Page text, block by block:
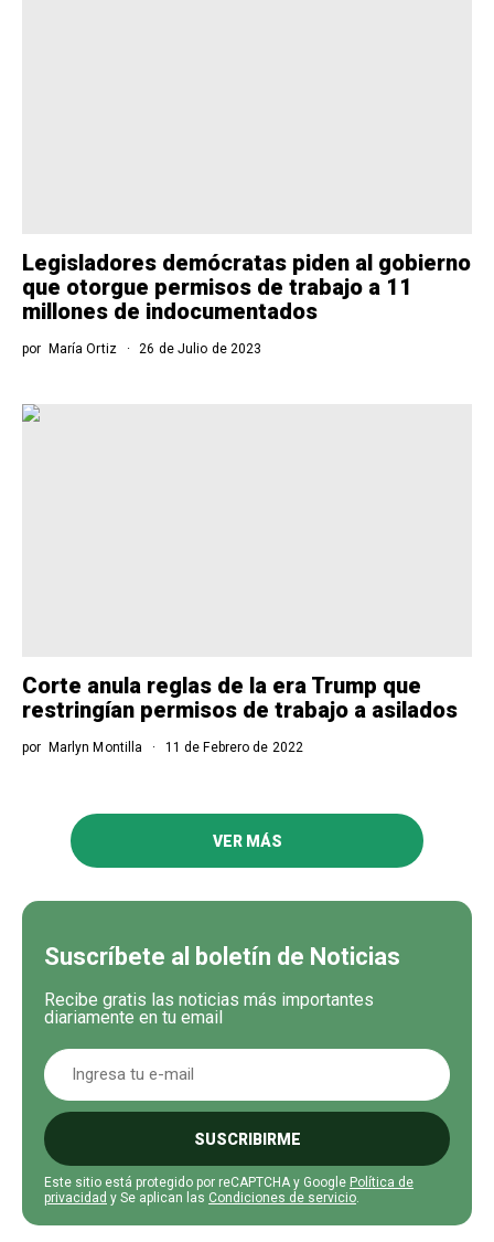
Legisladores demócratas piden al gobierno
que otorgue permisos de trabajo a 11
millones de indocumentados
por María Ortiz 26 de Julio de 2023
Corte anula reglas de la era Trump que
restringían permisos de trabajo a asilados
por Marlyn Montilla 11 de Febrero de 2022
VER MÁS
Suscríbete al boletín de Noticias
Recibe gratis las noticias más importantes
diariamente en tu email
SUSCRIBIRME
Este sitio está protegido por reCAPTCHA y Google Política de
privacidad y Se aplican las Condiciones de servicio.